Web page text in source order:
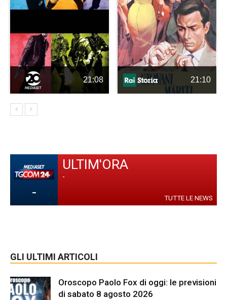
21:08 21:10
-
ULTIM'ORA
-
TUTTE LE NEWS
GLI ULTIMI ARTICOLI
Oroscopo Paolo Fox di oggi: le previsioni
di sabato 8 agosto 2026